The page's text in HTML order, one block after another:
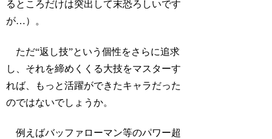
るところだけは突出して末恐ろしいです
が…）。
ただ“返し技”という個性をさらに追求
し、それを締めくくる大技をマスターす
れば、もっと活躍ができたキャラだった
のではないでしょうか。
例えばバッファローマン等のパワー超